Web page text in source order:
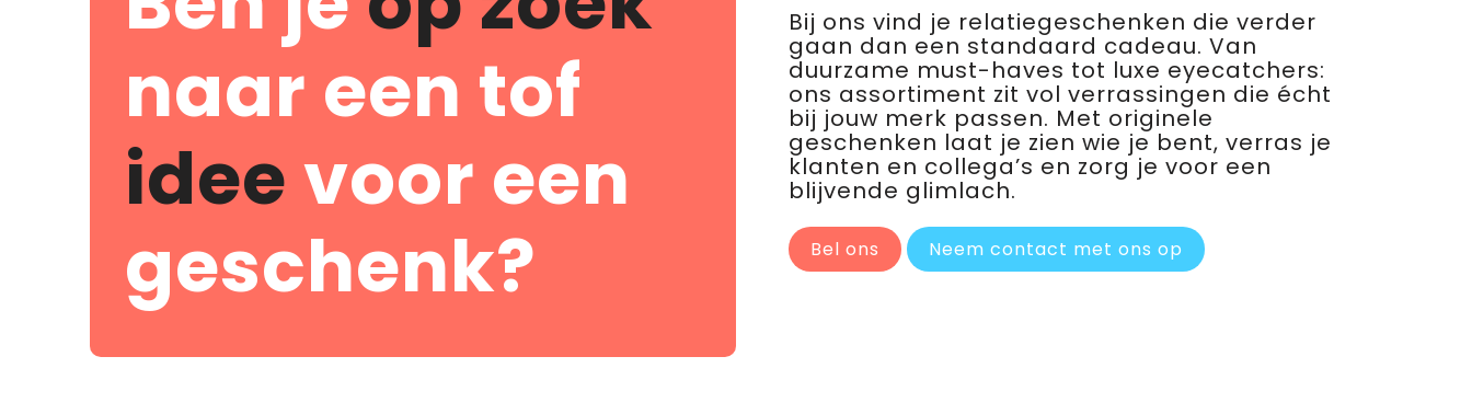
naar een tof
ideevoor een
geschenk?
Bij ons vind je relatiegeschenken die verder
gaan dan een standaard cadeau. Van
duurzame must-haves tot luxe eyecatchers:
ons assortiment zit vol verrassingen die écht
bij jouw merk passen. Met originele
geschenken laat je zien wie je bent, verras je
klanten en collega’s en zorg je voor een
blijvende glimlach.
Bel ons Neem contact met ons op